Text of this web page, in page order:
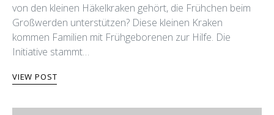
von den kleinen Häkelkraken gehört, die Frühchen beim
Großwerden unterstützen? Diese kleinen Kraken
kommen Familien mit Frühgeborenen zur Hilfe. Die
Initiative stammt…
VIEW POST